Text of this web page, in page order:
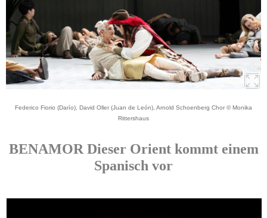
Federico Fiorio (Darío), David Oller (Juan de León), Arnold Schoenberg Chor © Monika
Rittershaus
BENAMOR Dieser Orient kommt einem
Spanisch vor